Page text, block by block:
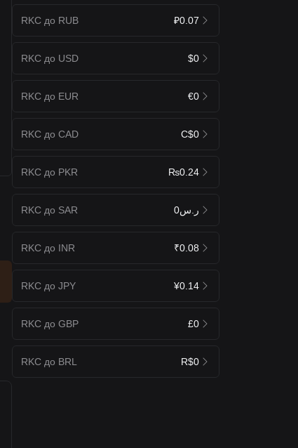
RKC до RUB ₽0.07
RKC до USD $0
RKC до EUR €0
RKC до CAD C$0
RKC до PKR ₨0.24
RKC до SAR ر.س0
RKC до INR ₹0.08
RKC до JPY ¥0.14
RKC до GBP £0
RKC до BRL R$0